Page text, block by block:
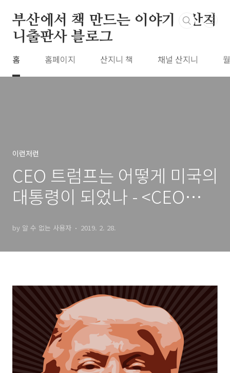
부산에서 책 만드는 이야기 : 산지
니출판사 블로그
홈 홈페이지 산지니 책 채널 산지니
이런저런
CEO 트럼프는 어떻게 미국의
대통령이 되었나 - <CEO사회
by 알 수 없는 사용자 2019. 2. 28.